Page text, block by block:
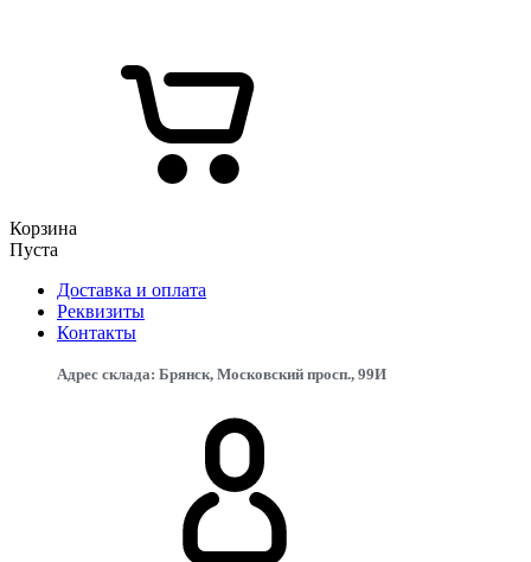
Корзина
Пуста
Доставка и оплата
Реквизиты
Контакты
Адрес склада: Брянск, Московский просп., 99И